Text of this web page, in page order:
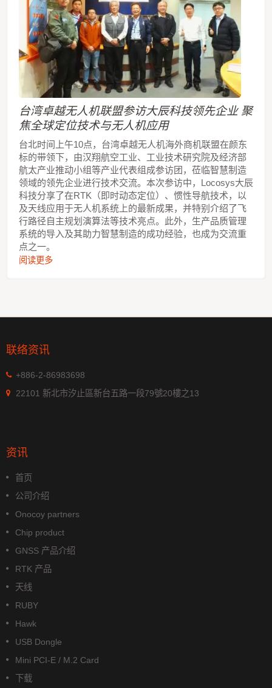
台湾卓越无人机联盟参访大辰科技领先企业 聚
焦全球定位技术与无人机应用
台北时间上午10点，台湾卓越无人机海外商机联盟在颜东
标的带领下，由汉翔航空工业、工业技术研究院及经济部
航太产业推动小组等产业代表组成参访团，莅临智慧制造
领域的领先企业进行技术交流。本次参访中，Locosys大辰
科技分享了在RTK（即时动态定位）、惯性导航技术，以
及天线应用于无人机系统上的最新成果，并特别介绍了飞
行路径自主规划演算法等技术亮点。此外，生产品质管理
系统的导入及其助力智慧制造的成功经验，也成为交流重
点之一。
阅读更多
联络资讯
+886-2-86983698
22101 新北市汐止區新台五路一段79號20樓之13
资讯
首页
公司介绍
Onocoy partners
Chip product
GNSS 产品介绍
RTK 产品
天线
RUBY
Hawk
USB Dongle
Mini PCI-E / M.2 Card
下载